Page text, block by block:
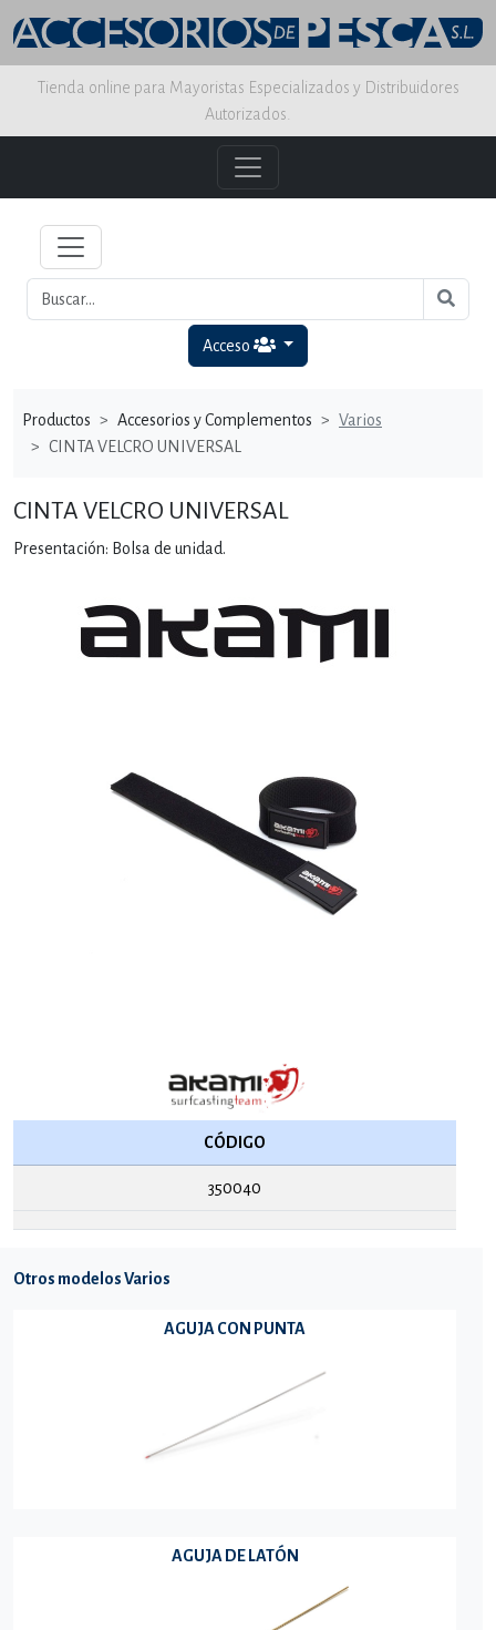
Tienda online para Mayoristas Especializados y Distribuidores
Autorizados.
Acceso
Productos Accesorios y Complementos
Varios
CINTA VELCRO UNIVERSAL
CINTA VELCRO UNIVERSAL
Presentación: Bolsa de unidad.
CÓDIGO
350040
Otros modelos Varios
AGUJA CON PUNTA
AGUJA DE LATÓN